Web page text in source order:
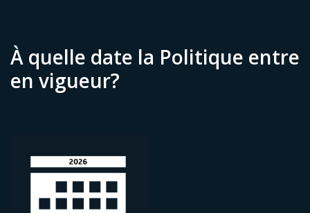
À quelle date la Politique entre
en vigueur?